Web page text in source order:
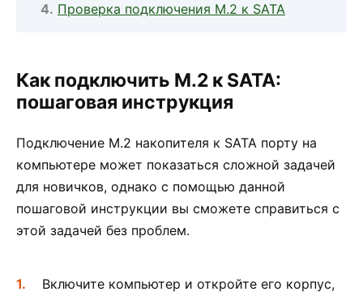
Проверка подключения M.2 к SATA
Как подключить M.2 к SATA:
пошаговая инструкция
Подключение M.2 накопителя к SATA порту на
компьютере может показаться сложной задачей
для новичков, однако с помощью данной
пошаговой инструкции вы сможете справиться с
этой задачей без проблем.
Включите компьютер и откройте его корпус,